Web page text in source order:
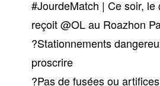
#JourdeMatch | Ce soir, le
reçoit@OLau Roazhon
?Stationnements
proscrire
?Pas de fusées ou artifices